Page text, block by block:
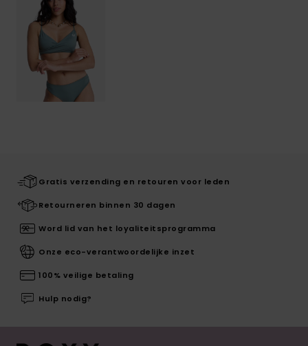
Gratis verzending en retouren voor leden
Retourneren binnen 30 dagen
Word lid van het loyaliteitsprogramma
Onze eco-verantwoordelijke inzet
100% veilige betaling
Hulp nodig?